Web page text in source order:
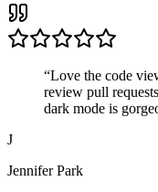
“Love the code
review pull
dark mode is
J
Jennifer Park